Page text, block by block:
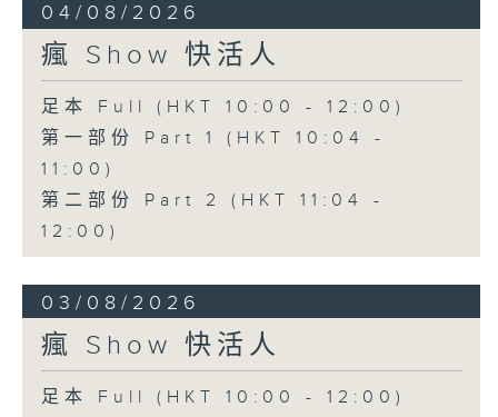
04/08/2026
瘋 Show 快活人
足本 Full (HKT 10:00 - 12:00)
第一部份 Part 1 (HKT 10:04 -
11:00)
第二部份 Part 2 (HKT 11:04 -
12:00)
03/08/2026
瘋 Show 快活人
足本 Full (HKT 10:00 - 12:00)